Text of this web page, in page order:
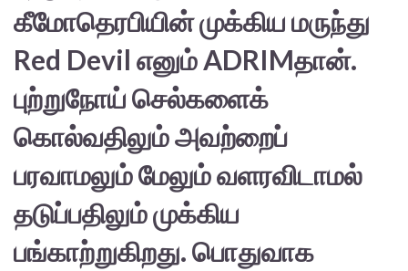
கீமோதெரபியின் முக்கிய மருந்து
Red Devil எனும் ADRIMதான்.
புற்றுநோய் செல்களைக்
கொல்வதிலும் அவற்றைப்
பரவாமலும் மேலும் வளரவிடாமல்
தடுப்பதிலும் முக்கிய
பங்காற்றுகிறது. பொதுவாக